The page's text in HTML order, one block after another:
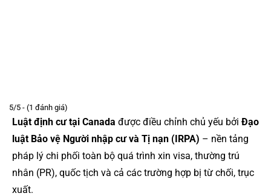
5/5 - (1 đánh giá)
Luật định cư tại Canada được điều chỉnh chủ yếu bởi Đạo
luật Bảo vệ Người nhập cư và Tị nạn (IRPA) – nền tảng
pháp lý chi phối toàn bộ quá trình xin visa, thường trú
nhân (PR), quốc tịch và cả các trường hợp bị từ chối, trục
xuất.